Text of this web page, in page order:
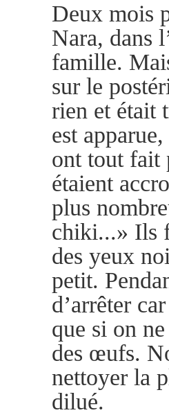
Deux mois
Nara, dans
famille.
sur le
rien et était
est
ont tout fait
étaient
plus
chiki...» Ils
des yeux
petit.
d’arrêter
que si on
des œufs.
nettoyer la
dilué.